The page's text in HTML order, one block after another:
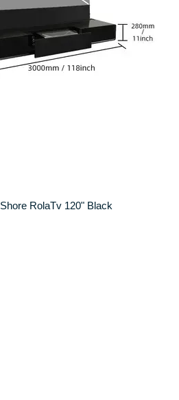
RolaTv 120" Black